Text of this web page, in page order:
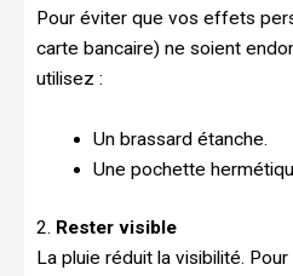
Pour éviter que vos effets
carte bancaire) ne soient
utilisez :
Un brassard étanche.
Une pochette
2. Rester visible
La pluie réduit la visibilité.